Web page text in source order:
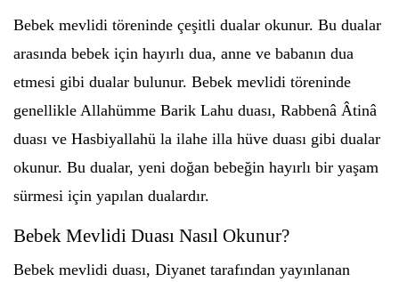
Bebek mevlidi töreninde çeşitli dualar okunur. Bu dualar
arasında bebek için hayırlı dua, anne ve babanın dua
etmesi gibi dualar bulunur. Bebek mevlidi töreninde
genellikle Allahümme Barik Lahu duası, Rabbenâ Âtinâ
duası ve Hasbiyallahü la ilahe illa hüve duası gibi dualar
okunur. Bu dualar, yeni doğan bebeğin hayırlı bir yaşam
sürmesi için yapılan dualardır.
Bebek Mevlidi Duası Nasıl Okunur?
Bebek mevlidi duası, Diyanet tarafından yayınlanan